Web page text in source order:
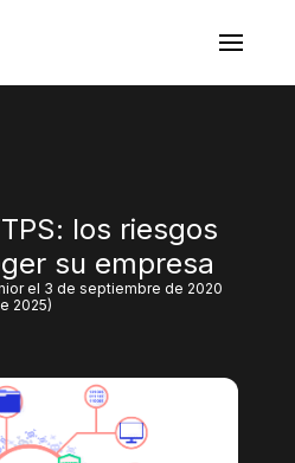
los riesgos
su empresa
el 3 de septiembre de 2020
2025)